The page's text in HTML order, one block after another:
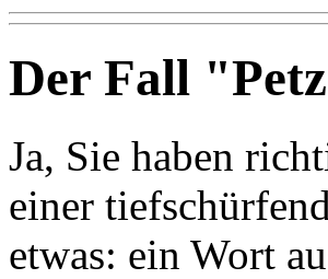
Der Fall
Ja, Sie haben
einer
etwas: ein Wort